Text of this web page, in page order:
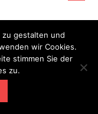
zu gestalten und
wir Cookies.
stimmen Sie der
zu.